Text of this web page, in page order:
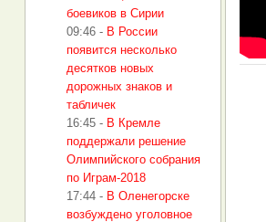
боевиков в Сирии
09:46 - В России
появится несколько
десятков новых
дорожных знаков и
табличек
16:45 - В Кремле
поддержали решение
Олимпийского собрания
по Играм-2018
17:44 - В Оленегорске
возбуждено уголовное